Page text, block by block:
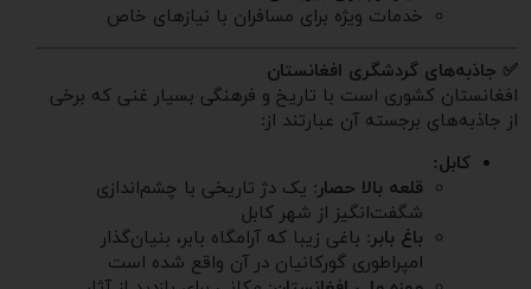
خدمات ویژه برای مسافران با نیازهای خاص
✅ جاذبه‌های گردشگری افغانستان
افغانستان کشوری است با تاریخ و فرهنگی بسیار غنی که برخی
از جاذبه‌های برجسته آن عبارتند از:
کابل:
قلعه بالا حصار: یک دژ تاریخی با چشم‌اندازی
شگفت‌انگیز از شهر کابل
باغ بابر: باغی زیبا که آرامگاه بابر، بنیان‌گذار
امپراطوری گورکانیان در آن واقع شده است